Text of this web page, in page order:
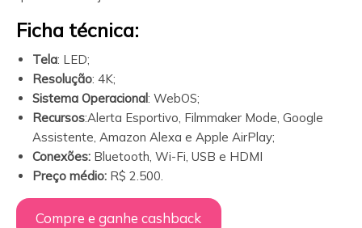
Ficha técnica:
Tela: LED;
Resolução: 4K;
Sistema Operacional: WebOS;
Recursos:Alerta Esportivo, Filmmaker Mode, Google
Assistente, Amazon Alexa e Apple AirPlay;
Conexões: Bluetooth, Wi-Fi, USB e HDMI
Preço médio: R$ 2.500.
Compre e ganhe cashback